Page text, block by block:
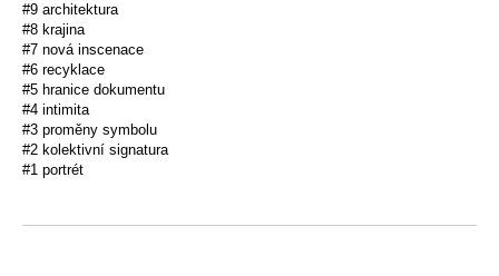
#9 architektura
#8 krajina
#7 nová inscenace
#6 recyklace
#5 hranice dokumentu
#4 intimita
#3 proměny symbolu
#2 kolektivní signatura
#1 portrét